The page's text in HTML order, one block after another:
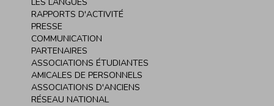
RAPPORTS D'ACTIVITÉ
PRESSE
COMMUNICATION
PARTENAIRES
ASSOCIATIONS ÉTUDIANTES
AMICALES DE PERSONNELS
ASSOCIATIONS D'ANCIENS
RÉSEAU NATIONAL